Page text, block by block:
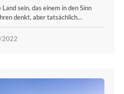
sein, das einem in den Sinn
denkt, aber tatsächlich…
2022